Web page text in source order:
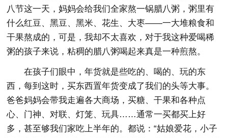
八节这一天，妈妈会给我们全家熬一锅腊八粥，粥里有
什么红豆、黑豆、黑米、花生、大枣——一大堆粮食和
干果熬成的，可是，我却不太喜欢，对于我这种爱喝稀
粥的孩子来说，粘稠的腊八粥喝起来真是一种煎熬。
在孩子们眼中，年货就是些吃的、喝的、玩的东
西，每到这时，买东西置年货变成了我们的头等大事。
爸爸妈妈会带我走遍各大商场，买糖、干果和各种点
心、门神、对联、灯笼、玩具……通常一买都买上好
多，甚至够我们家吃上半年的。都说：“姑娘爱花，小子